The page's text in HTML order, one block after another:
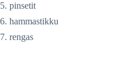
5. pinsetit
6. hammastikku
7. rengas